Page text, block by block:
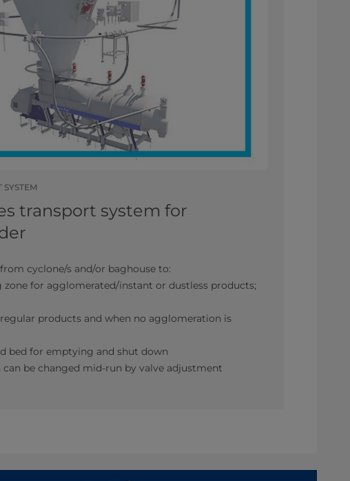
transport system for
cyclone/s and/or baghouse to:
for agglomerated/instant or dustless products;
products and when no agglomeration is
bed for emptying and shut down
can be changed mid-run by valve adjustment